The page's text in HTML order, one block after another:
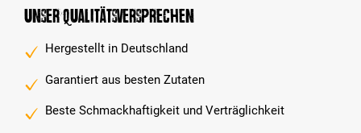
Unser Qualitätsversprechen
Hergestellt in Deutschland
Garantiert aus besten Zutaten
Beste Schmackhaftigkeit und Verträglichkeit